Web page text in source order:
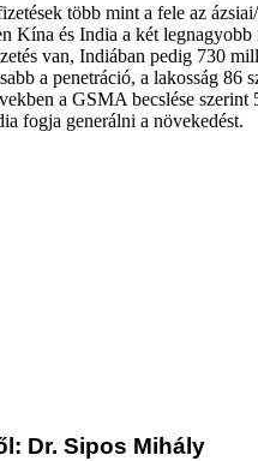
több mint a fele az
Kína és India a két
van, Indiában pedig 730
a penetráció, a lakosság 86
a GSMA becslése szerint
fogja generálni a növekedést.
Dr. Sipos Mihály